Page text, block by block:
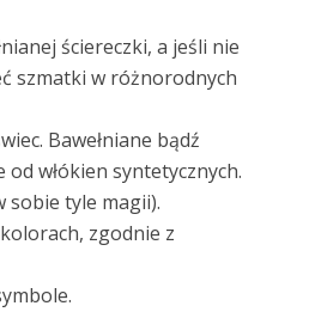
ściereczki, a jeśli nie
szmatki w różnorodnych
Bawełniane bądź
od włókien syntetycznych.
sobie tyle magii).
zgodnie z